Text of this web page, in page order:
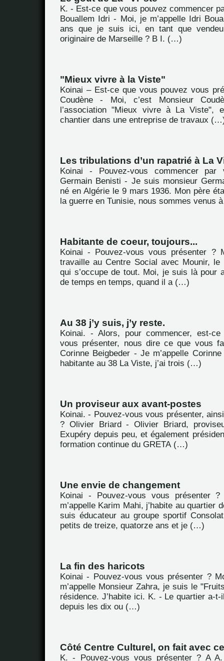
K. - Est-ce que vous pouvez commencer
Bouallem Idri - Moi, je m’appelle Idri
ans que je suis ici, en tant que
originaire de Marseille ? B I. (…)
"Mieux vivre à la Viste"
Koinai – Est-ce que vous pouvez vous
Coudène - Moi, c’est Monsieur
l’association "Mieux vivre à La Viste",
chantier dans une entreprise de travaux
Les tribulations d’un rapatrié à La
Koinai - Pouvez-vous commencer par
Germain Benisti - Je suis monsieur
né en Algérie le 9 mars 1936. Mon père
la guerre en Tunisie, nous sommes venus
Habitante de coeur, toujours...
Koinai - Pouvez-vous vous présenter ?
travaille au Centre Social avec Mounir, le
qui s’occupe de tout. Moi, je suis là pour
de temps en temps, quand il a (…)
Au 38 j’y suis, j’y reste.
Koinai. - Alors, pour commencer, est-
vous présenter, nous dire ce que vous
Corinne Beigbeder - Je m’appelle
habitante au 38 La Viste, j’ai trois (…)
Un proviseur aux avant-postes
Koinai. - Pouvez-vous vous présenter,
? Olivier Briard - Olivier Briard,
Exupéry depuis peu, et également
formation continue du GRETA (…)
Une envie de changement
Koinai - Pouvez-vous vous présenter
m’appelle Karim Mahi, j’habite au quartier
suis éducateur au groupe sportif
petits de treize, quatorze ans et je (…)
La fin des haricots
Koinai - Pouvez-vous vous présenter ?
m’appelle Monsieur Zahra, je suis le
résidence. J’habite ici. K. - Le quartier a-t-
depuis les dix ou (…)
Côté Centre Culturel, on fait avec
K. - Pouvez-vous vous présenter ? A